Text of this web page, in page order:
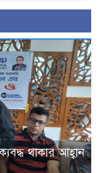
থাকার আহ্বান